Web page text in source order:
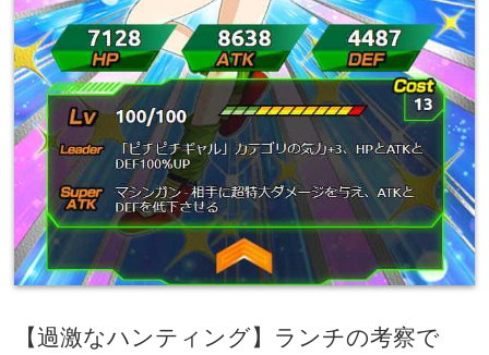
【過激なハンティング】ランチの考察で